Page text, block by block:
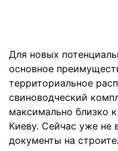
Для новых
основное
территориальное
свиноводческий
максимально близко
Киеву. Сейчас уже не
документы на